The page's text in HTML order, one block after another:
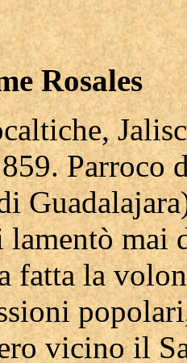
Rosales
Parroco
mai
fatta la
vicino il